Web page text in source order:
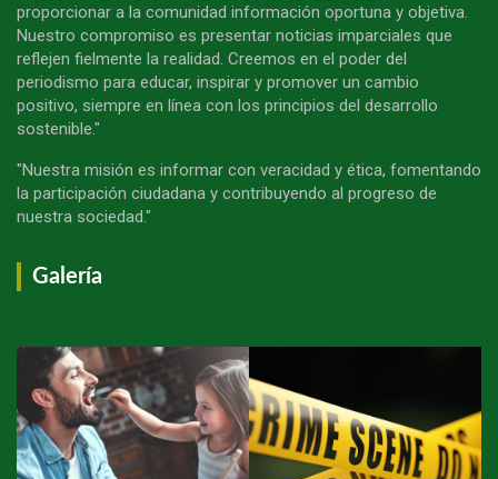
proporcionar a la comunidad información oportuna y objetiva.
Nuestro compromiso es presentar noticias imparciales que
reflejen fielmente la realidad. Creemos en el poder del
periodismo para educar, inspirar y promover un cambio
positivo, siempre en línea con los principios del desarrollo
sostenible."
"Nuestra misión es informar con veracidad y ética, fomentando
la participación ciudadana y contribuyendo al progreso de
nuestra sociedad."
Galería